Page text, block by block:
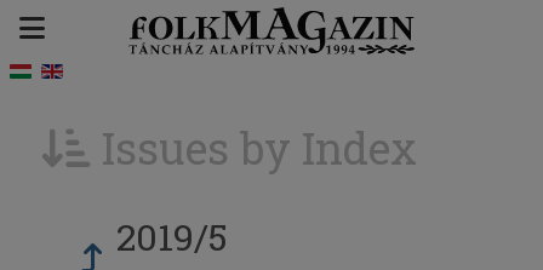
Issues by Index
2019/5